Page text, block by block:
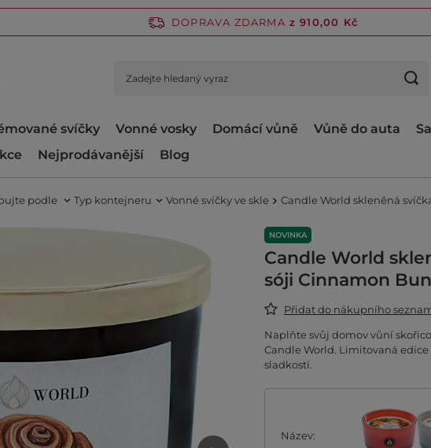
DOPRAVA ZDARMA z 910,00 Kč
svíčky Vonné vosky Domácí vůně Vůně do auta
Nejprodávanější Blog
podle Typ kontejneru Vonné svíčky ve skle Candle World skleněná
NOVINKA
Candle World
sóji Cinnamon
Přidat do nákupního
Naplňte svůj domov vůní
Candle World. Limitovaná
sladkostí.
Název